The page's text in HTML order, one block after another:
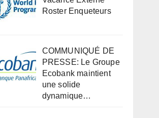
Roster Enqueteurs
COMMUNIQUÉ DE
PRESSE: Le Groupe
Ecobank maintient
une solide
dynamique…